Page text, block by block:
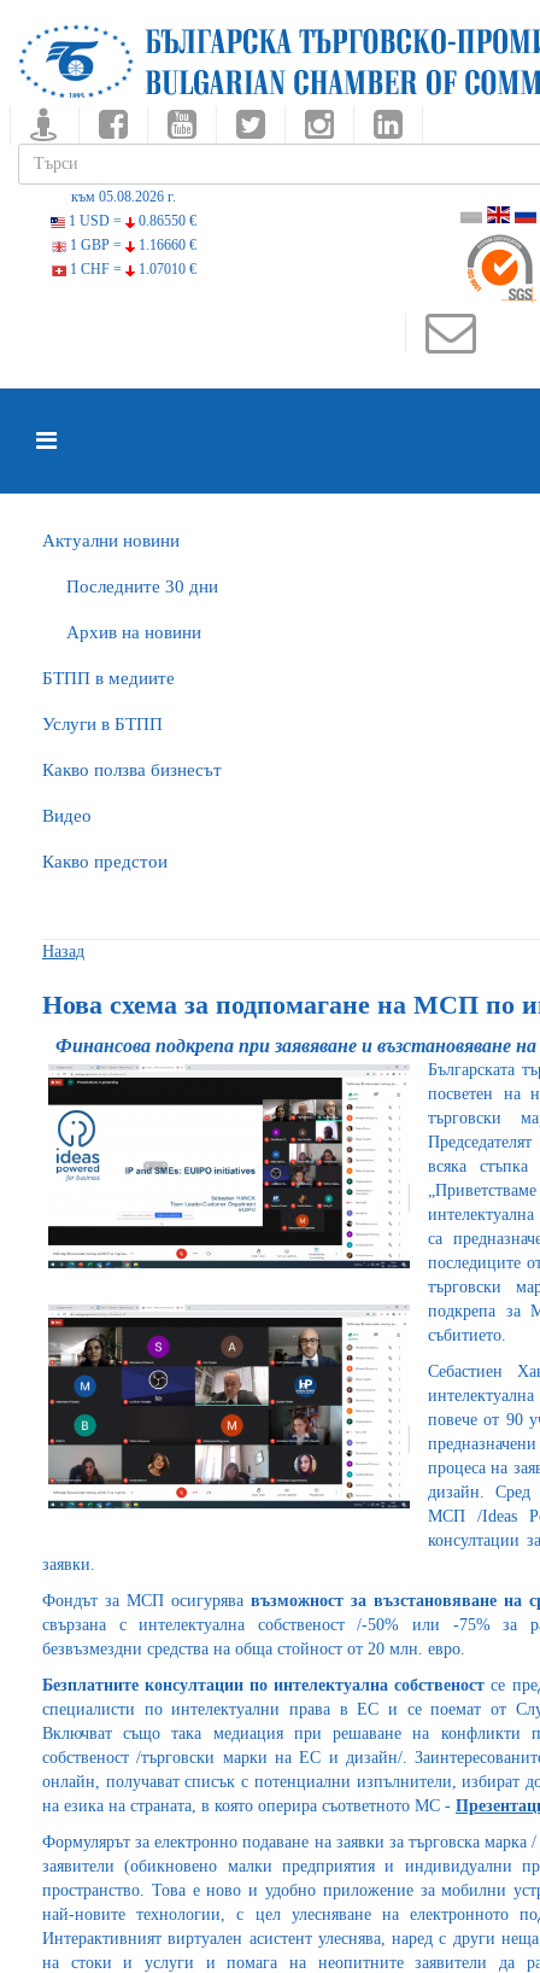
към 05.08.2026 г.
1 USD =
0.86550 €
1 GBP =
1.16660 €
1 CHF =
1.07010 €
Актуални новини
Последните 30 дни
Архив на новини
БTПП в медиите
Услуги в БТПП
Какво ползва бизнесът
Видео
Какво предстои
Назад
Нова схема за подпомагане на МСП по
Финансова подкрепа при заявяване и възстановяване
Българската
посветен на
търговски
всяка стъпка
са
последиците
търговски
подкрепа за
събитието.
Себастиен
повече от 90
процеса на
дизайн. Сред
МСП /Ideas
консултации
заявки.
Фондът за МСП осигурява възможност за възстановяване на
свързана с интелектуална собственост /-50% или -75% за
безвъзмездни средства на обща стойност от 20 млн. евро.
Безплатните консултации по интелектуална собственост се
специалисти по интелектуални права в ЕС и се поемат от
Включват също така медиация при решаване на конфликти
собственост /търговски марки на ЕС и дизайн/.
онлайн, получават списък с потенциални изпълнители, избират
на езика на страната, в която оперира съответното МС -
Формулярът за електронно подаване на заявки за търговска марка
заявители (обикновено малки предприятия и индивидуални
пространство. Това е ново и удобно приложение за мобилни
най-новите технологии, с цел улесняване на електронното
Интерактивният виртуален асистент улеснява, наред с други
на стоки и услуги и помага на неопитните заявители да